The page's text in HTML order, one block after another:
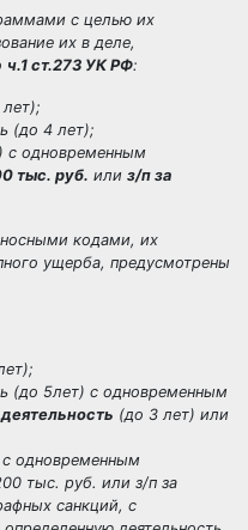
с целью их
их в деле,
ч.1 ст.273 УК РФ:
(до 4 лет);
с одновременным
тыс. руб. или з/п за
кодами, их
ущерба, предусмотрены
(до 5лет) с одновременным
(до 3 лет) или
одновременным
тыс. руб. или з/п за
санкций, с